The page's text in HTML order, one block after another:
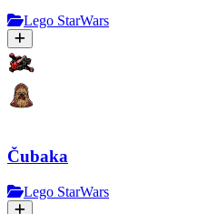
Lego StarWars
Čubaka
Lego StarWars